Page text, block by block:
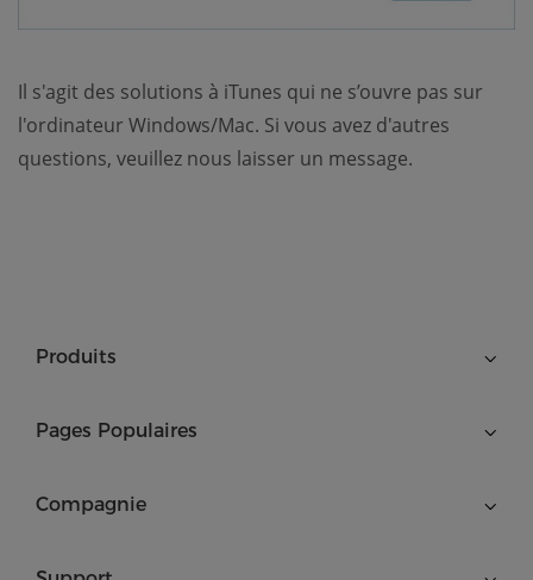
Il s'agit des solutions à iTunes qui ne s’ouvre pas sur
l'ordinateur Windows/Mac. Si vous avez d'autres
questions, veuillez nous laisser un message.
Produits
Pages Populaires
Compagnie